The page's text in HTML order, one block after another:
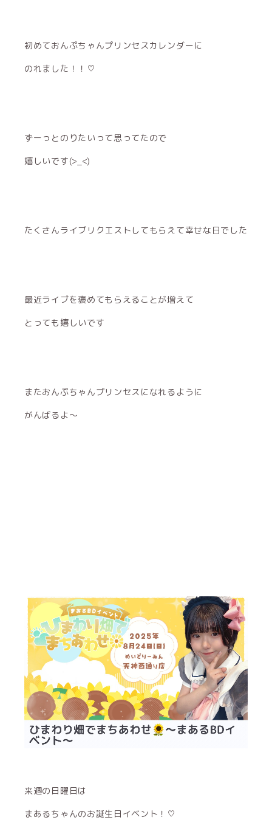
初めておんぷちゃんプリンセスカレンダーに
のれました！！♡
ずーっとのりたいって思ってたので
嬉しいです(>_<)
たくさんライブリクエストしてもらえて幸せな日でした
最近ライブを褒めてもらえることが増えて
とっても嬉しいです
またおんぷちゃんプリンセスになれるように
がんばるよ〜
来週の日曜日は
まあるちゃんのお誕生日イベント！♡